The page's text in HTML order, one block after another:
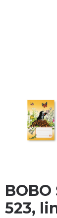
523,